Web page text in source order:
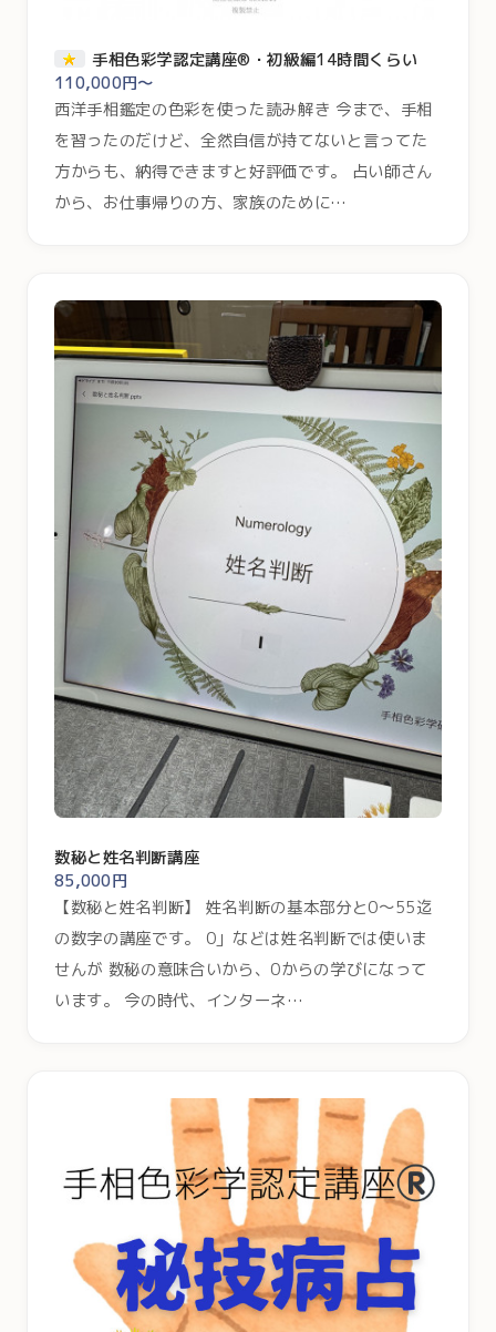
手相色彩学認定講座®・初級編14時間くらい
110,000円～
西洋手相鑑定の色彩を使った読み解き 今まで、手相
を習ったのだけど、全然自信が持てないと言ってた
方からも、納得できますと好評価です。 占い師さん
から、お仕事帰りの方、家族のために…
数秘と姓名判断講座
85,000円
【数秘と姓名判断】 姓名判断の基本部分と0〜55迄
の数字の講座です。 0」などは姓名判断では使いま
せんが 数秘の意味合いから、0からの学びになって
います。 今の時代、インターネ…